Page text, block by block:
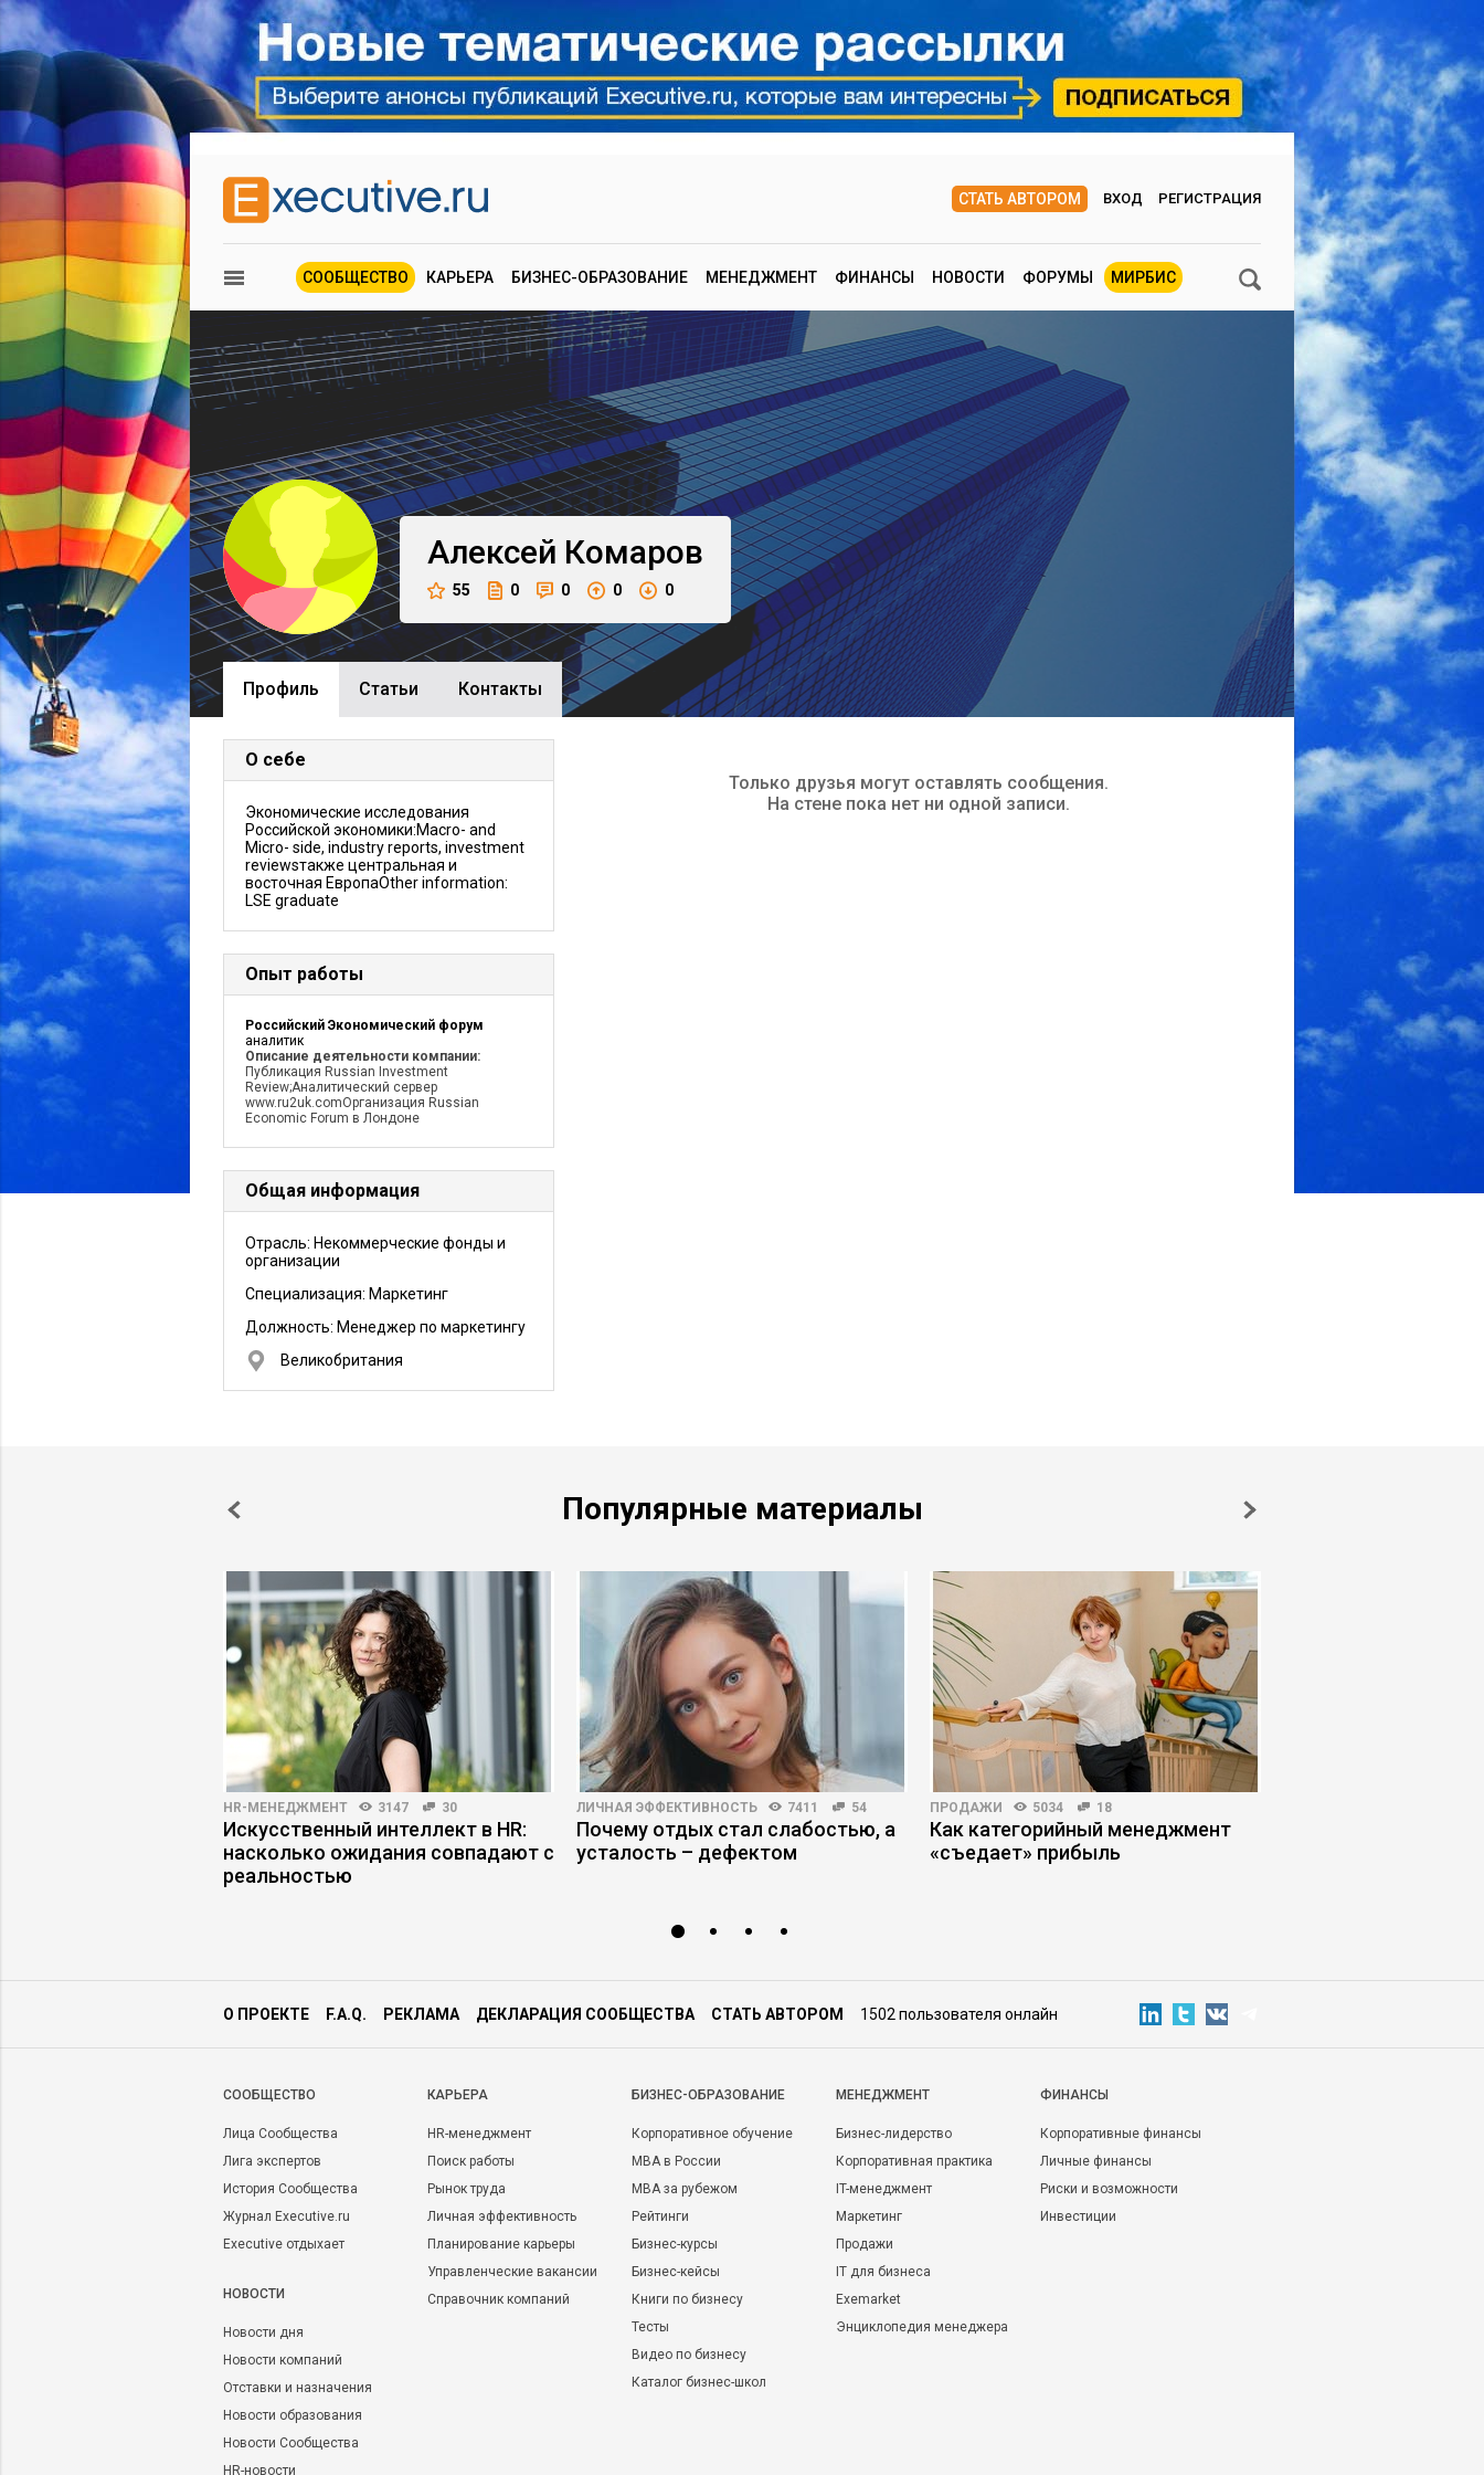
СТАТЬ АВТОРОМ ВХОД РЕГИСТРАЦИЯ
СООБЩЕСТВО КАРЬЕРА БИЗНЕС-ОБРАЗОВАНИЕ МЕНЕДЖМЕНТ ФИНАНСЫ НОВОСТИ ФОРУМЫ МИРБИС
Алексей Комаров
55 0 0 0 0
Профиль Cтатьи Контакты
О себе
Экономические исследования
Российской экономики:Macro- and
Micro- side, industry reports, investment
reviewsтакже центральная и
восточная ЕвропаOther information:
LSE graduate
Опыт работы
Российский Экономический форум
аналитик
Описание деятельности компании:
Публикация Russian Investment
Review;Аналитический сервер
www.ru2uk.comОрганизация Russian
Economic Forum в Лондоне
Общая информация
Отрасль: Некоммерческие фонды и
организации
Специализация: Маркетинг
Должность: Менеджер по маркетингу
Великобритания
Только друзья могут оставлять сообщения.
На стене пока нет ни одной записи.
Популярные материалы
HR-МЕНЕДЖМЕНТ 3147 30
Искусственный интеллект в HR:
насколько ожидания совпадают с
реальностью
ЛИЧНАЯ ЭФФЕКТИВНОСТЬ 7411 54
Почему отдых стал слабостью, а
усталость – дефектом
ПРОДАЖИ 5034 18
Как категорийный менеджмент
«съедает» прибыль
О ПРОЕКТЕ F.A.Q. РЕКЛАМА ДЕКЛАРАЦИЯ СООБЩЕСТВА СТАТЬ АВТОРОМ 1502 пользователя онлайн
CООБЩЕСТВО
Лица Сообщества
Лига экспертов
История Сообщества
Журнал Executive.ru
Executive отдыхает
НОВОСТИ
Новости дня
Новости компаний
Отставки и назначения
Новости образования
Новости Сообщества
HR-новости
КАРЬЕРА
HR-менеджмент
Поиск работы
Рынок труда
Личная эффективность
Планирование карьеры
Управленческие вакансии
Справочник компаний
БИЗНЕС-ОБРАЗОВАНИЕ
Корпоративное обучение
MBA в России
MBA за рубежом
Рейтинги
Бизнес-курсы
Бизнес-кейсы
Книги по бизнесу
Тесты
Видео по бизнесу
Каталог бизнес-школ
МЕНЕДЖМЕНТ
Бизнес-лидерство
Корпоративная практика
IT-менеджмент
Маркетинг
Продажи
IT для бизнеса
Exemarket
Энциклопедия менеджера
ФИНАНСЫ
Корпоративные финансы
Личные финансы
Риски и возможности
Инвестиции